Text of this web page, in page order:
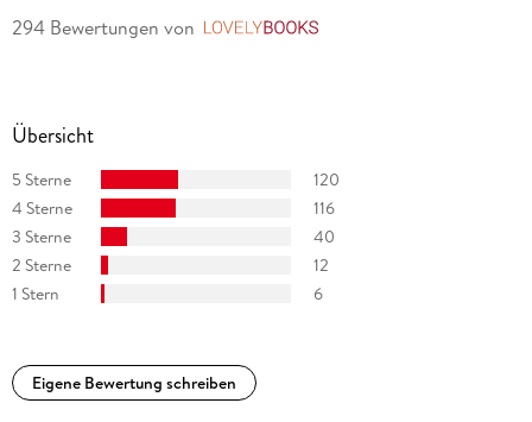
294 Bewertungen von
Übersicht
5 Sterne
120
4 Sterne
116
3 Sterne
40
2 Sterne
12
1 Stern
6
Eigene Bewertung schreiben